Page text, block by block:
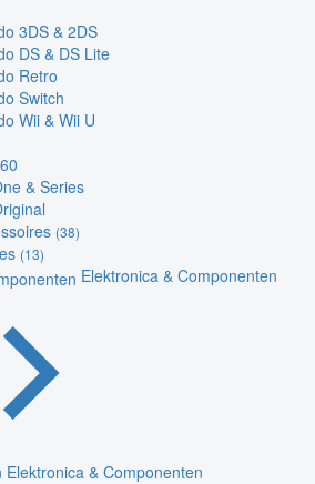
3DS & 2DS
DS & DS Lite
Retro
Switch
Wii & Wii U
& Series
(38)
(13)
Elektronica & Componenten
Elektronica & Componenten